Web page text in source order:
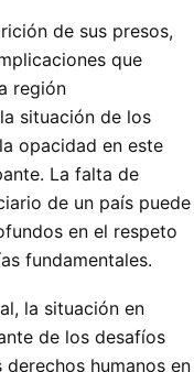
de sus presos,
que
región
situación de los
opacidad en este
La falta de
de un país puede
en el respeto
fundamentales.
la situación en
de los desafíos
humanos en